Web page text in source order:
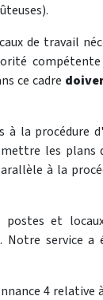
de travail
ce cadre
à la procédure
les plans
à la
et
service a
4 relative